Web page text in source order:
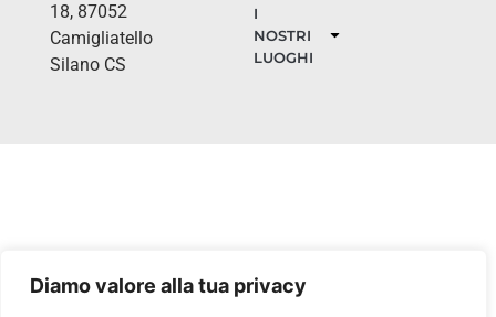
Diamo valore alla tua privacy
18, 87052
Camigliatello
Silano CS
I
NOSTRI
LUOGHI